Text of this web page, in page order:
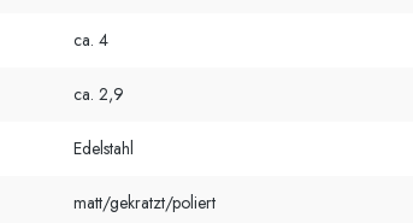
ca. 4
ca. 2,9
Edelstahl
matt/gekratzt/poliert